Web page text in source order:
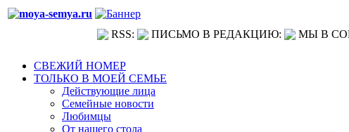
RSS: ПИСЬМО В РЕДАКЦИЮ: МЫ В
СВЕЖИЙ НОМЕР
ТОЛЬКО В МОЕЙ СЕМЬЕ
Действующие лица
Семейные новости
Любимцы
От нашего стола